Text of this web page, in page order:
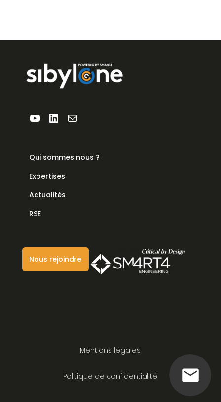
YouTube
LinkedIn
E-mail
Qui sommes nous ?
Expertises
Actualités
RSE
Nous rejoindre
Mentions légales
Politique de confidentialité